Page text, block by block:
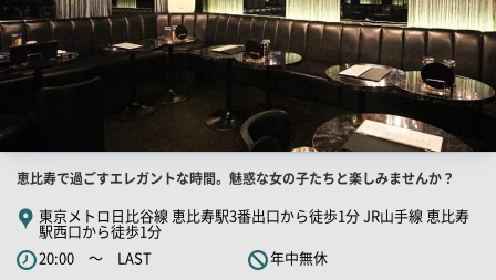
店
舗
PR
キ
恵比寿で過ごすエレガントな時間。魅惑な女の子たちと楽しみませんか？
東京メトロ日比谷線 恵比寿駅3番出口から徒歩1分 JR山手線 恵比寿
駅西口から徒歩1分
20:00 ～ LAST
年中無休